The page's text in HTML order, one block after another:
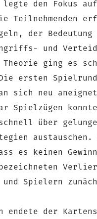
legte den Fokus
Teilnehmenden
der Bedeutung
und
Theorie ging es
ersten
sich neu
Spielzügen
über
austauschen.
es keinen
Spielern
endete der